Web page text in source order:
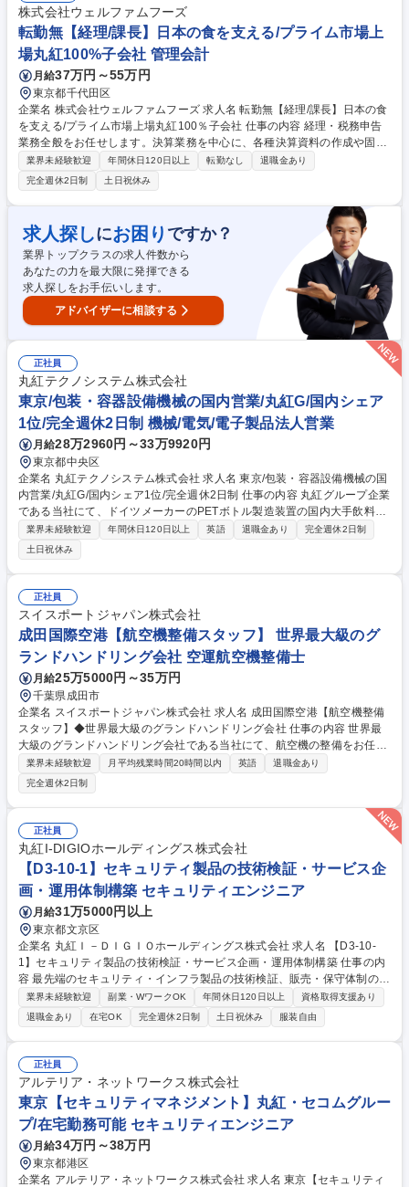
■商品ポジション管理業務 募集職種 【総合職/法務・コンプライアンス】
丸紅100％出資のグル―プ企業
株式会社ウェルファムフーズ
転勤無【経理/課長】日本の食を支える/プライム市場上
場丸紅100%子会社 管理会計
月給37万円～55万円
東京都千代田区
企業名 株式会社ウェルファムフーズ 求人名 転勤無【経理/課長】日本の食
を支える/プライム市場上場丸紅100％子会社 仕事の内容 経理・税務申告
業務全般をお任せします。決算業務を中心に、各種決算資料の作成や固定
資産全般の管理、会計監査の対応、連結決算や子会社の管理等、幅広く経
理業務に取り組んでいただきます。 ■日次経理処理単体決算・連結決算業
務（月次、四半期、年次） ■監査法人対応、内部統制（J-SOX対応） ■税
理士対応、税務申告手続き（法人税、消費税）、税務調査対応 ■月次会議
資料の作成 ■その他 経理・税務に関わる業務（各種法令への対応） ■チー
ムマネジメント、メンバー育成 募集職種 転勤無【経理/課長】日本の食を
支える/プライム市場上場丸紅100％子会社
業界未経験歓迎 年間休日120日以上 転勤なし
退職金あり
完全週休2日制
土日祝休み
求人探しにお困り ですか？
業界トップクラスの求人件数から
あなたの力を最大限に発揮できる
求人探しをお手伝いします。
アドバイザーに相談する
正社員
丸紅テクノシステム株式会社
東京/包装・容器設備機械の国内営業/丸紅G/国内シェア
1位/完全週休2日制 機械/電気/電子製品法人営業
月給28万2960円～33万9920円
東京都中央区
企業名 丸紅テクノシステム株式会社 求人名 東京/包装・容器設備機械の国
内営業/丸紅G/国内シェア1位/完全週休2日制 仕事の内容 丸紅グループ企業
である当社にて、ドイツメーカーのPETボトル製造装置の国内大手飲料メ
ーカーなどの既存顧客に対し、導入済みの設備(120台以上)のアフターサ
ービスと新規ライン導入の提案営業をご担当頂きます。 ■PETボトル製造
装置のアフターフォロー(消耗品の提案、故障時のトラブル対応、メンテ
ナンス手配)■新規ニーズのヒアリングと、設備要求仕様に合わせた新規導
入ラインの提案■海外メーカーとの協議、価格交渉・契約締結、輸入手
配・納期管理、納品・立ち会い■国内シェア60%超の装置を扱い、技術者
と連携しながら顧客のニーズに対応【仕事の魅力】国内大手飲料メーカー
との取引が多く、ワークライフバランス充実しています。 募集職種 東京/
包装・容器設備機械の国内営業/丸紅G/国内シェア1位/完全週休2日制
業界未経験歓迎 年間休日120日以上 英語 退職金あり
完全週休2日制
土日祝休み
正社員
スイスポートジャパン株式会社
成田国際空港【航空機整備スタッフ】 世界最大級のグ
ランドハンドリング会社 空運航空機整備士
月給25万5000円～35万円
千葉県成田市
企業名 スイスポートジャパン株式会社 求人名 成田国際空港【航空機整備
スタッフ】◆世界最大級のグランドハンドリング会社 仕事の内容 世界最
大級のグランドハンドリング会社である当社にて、航空機の整備をお任せ
します。整備士として、航空機のリリースやスイスポートジャパンの新し
いビジネスラインに関われる、魅力あるポジションです。 【具体的には】
・整備支援業務 ・航空機出発前点検 ・ヘッドセット作業（到着、出発の
際、コックピットと航空機の動作確認を実施） ・顧客の標準手順に従い、
顧客の航空機をリリース業務 ・顧客の航空会社に航空機整備と技術サポー
トを提供 ・必要に応じて、スイスポート内の他部門のサポート ・標準作
業手順と品質規準に従ったサービスを実行 ・その他付随する業務 募集職
種 成田国際空港【航空機整備スタッフ】◆世界最大級のグランドハンドリ
ング会社
業界未経験歓迎 月平均残業時間20時間以内 英語
退職金あり
完全週休2日制
正社員
丸紅I-DIGIOホールディングス株式会社
【D3-10-1】セキュリティ製品の技術検証・サービス企
画・運用体制構築 セキュリティエンジニア
月給31万5000円以上
東京都文京区
企業名 丸紅Ｉ－ＤＩＧＩＯホールディングス株式会社 求人名 【D3-10-
1】セキュリティ製品の技術検証・サービス企画・運用体制構築 仕事の内
容 最先端のセキュリティ・インフラ製品の技術検証、販売・保守体制の設
計、定額サービス（アドバイザリー・研修）の企画開発から提供までを一
貫して担当。顧客への提案同席やテクニカルサポートも行います。 ■新製
品の機能検証・評価（UTM、EDR等）■販売・保守体制設計（SLA設計、
エスカレーションフロー作成、委託先管理）■サービス企画（定期レポー
ト＆アドバイザリー、管理者向け教育などのパッケージ化・価格設定・営
業支援）■社内外連携（営業同行、海外ベンダーとの英語メール）。※一
次受けのヘルプデスクや常駐監視のような運用業務はなく、企画業務やテ
クニカルサポート(L2/L3)、提案が中心です。 募集職種 【D3-10-1】セキ
ュリティ製品の技術検証・サービス企画・運用体制構築
業界未経験歓迎 副業・WワークOK 年間休日120日以上
資格取得支援あり
退職金あり
在宅OK 完全週休2日制 土日祝休み 服装自由
正社員
アルテリア・ネットワークス株式会社
東京【セキュリティマネジメント】丸紅・セコムグルー
プ/在宅勤務可能 セキュリティエンジニア
月給34万円～38万円
東京都港区
企業名 アルテリア・ネットワークス株式会社 求人名 東京【セキュリティ